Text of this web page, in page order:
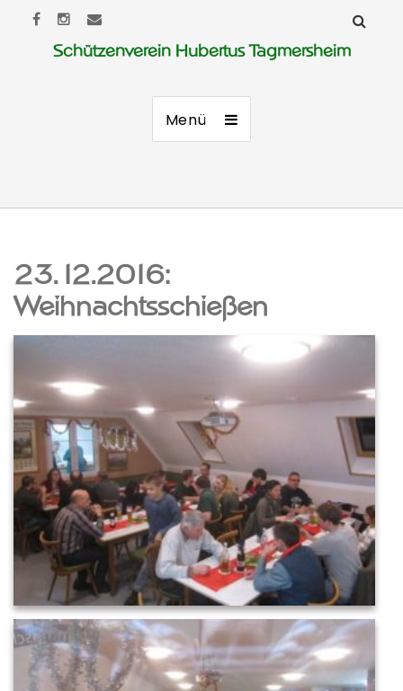
Schützenverein Hubertus Tagmersheim
Menü
23.12.2016:
Weihnachtsschießen